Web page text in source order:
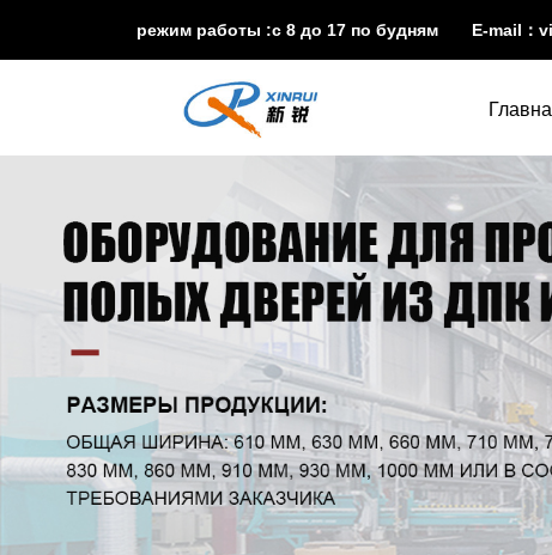
режим работы :с 8 до 17 по будням E-mail：